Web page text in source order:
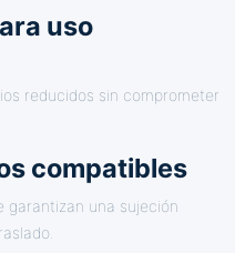
uso
reducidos sin comprometer
compatibles
garantizan una sujeción